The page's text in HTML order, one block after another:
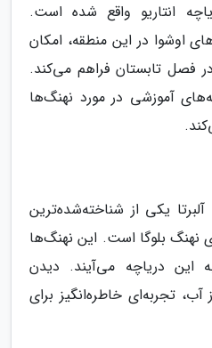
انتاریو واقع شده است.
اوشوا در این منطقه، امکان
فصل تابستان فراهم می‌کند.
آموزشی در مورد نهنگ‌ها
یکی از شناخته‌شده‌ترین
نهنگ بلوگا است. این نهنگ‌ها
این دریاچه می‌آیند. دیدن
تجربه‌ای خاطره‌انگیز برای